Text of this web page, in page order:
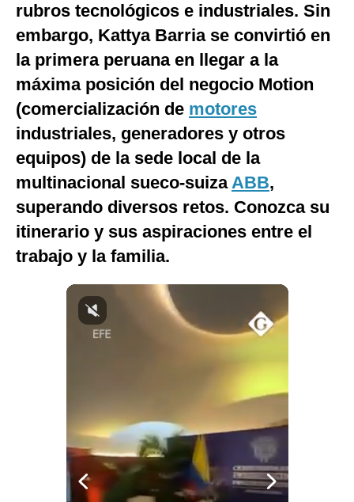
Tecnología
Club del Suscriptor
G de Gestión
Notas Contratadas
Gestión TV
Videos
Fotogalerías
Privacidad
rubros tecnológicos e industriales. Sin
embargo, Kattya Barria se convirtió en
la primera peruana en llegar a la
máxima posición del negocio Motion
(comercialización de motores
industriales, generadores y otros
equipos) de la sede local de la
multinacional sueco-suizaABB,
superando diversos retos. Conozca su
itinerario y sus aspiraciones entre el
trabajo y la familia.